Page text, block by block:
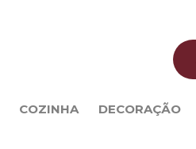
COZINHA DECORAÇÃO